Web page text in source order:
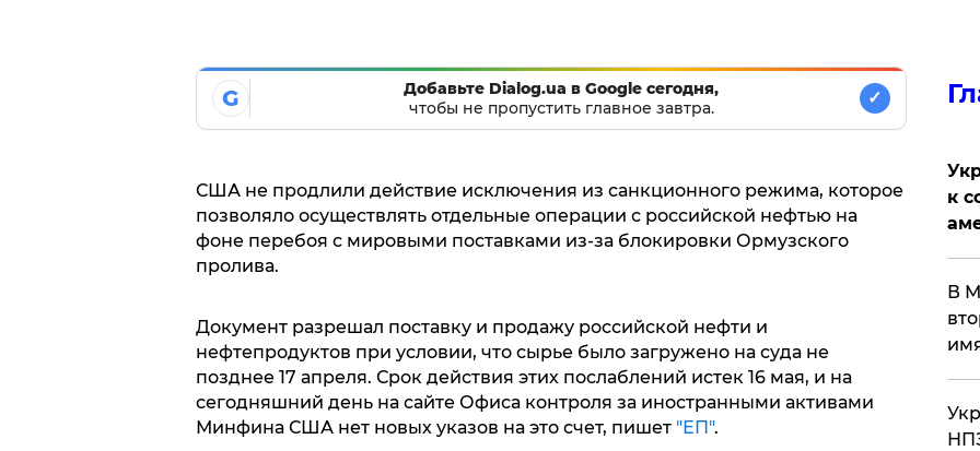
G
Добавьте Dialog.ua в Google сегодня,
чтобы не пропустить главное завтра.
✓
США не продлили действие исключения из санкционного режима, которое
позволяло осуществлять отдельные операции с российской нефтью на
фоне перебоя с мировыми поставками из-за блокировки Ормузского
пролива.
Документ разрешал поставку и продажу российской нефти и
нефтепродуктов при условии, что сырье было загружено на суда не
позднее 17 апреля. Срок действия этих послаблений истек 16 мая, и на
сегодняшний день на сайте Офиса контроля за иностранными активами
Минфина США нет новых указов на это счет, пишет "ЕП".
к
В